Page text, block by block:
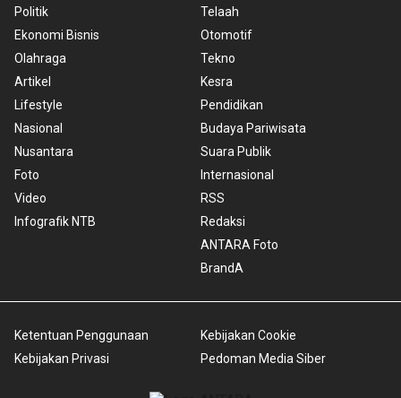
Politik
Ekonomi Bisnis
Olahraga
Artikel
Lifestyle
Nasional
Nusantara
Foto
Video
Infografik NTB
Telaah
Otomotif
Tekno
Kesra
Pendidikan
Budaya Pariwisata
Suara Publik
Internasional
RSS
Redaksi
ANTARA Foto
BrandA
Ketentuan Penggunaan
Kebijakan Privasi
Kebijakan Cookie
Pedoman Media Siber